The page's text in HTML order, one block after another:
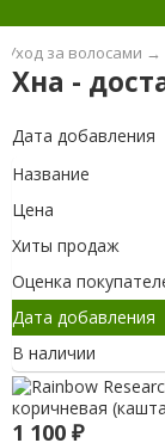
Уход за волосами →
Хна -
Дата добавления
Название
Цена
Хиты продаж
Оценка
Дата добавления
В наличии
1 100 ₽